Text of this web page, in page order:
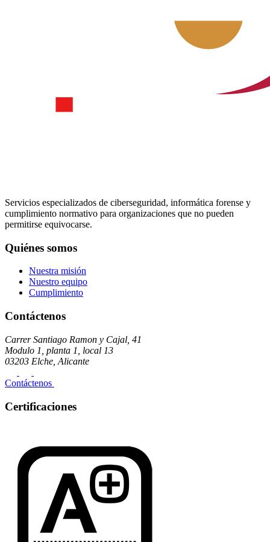
Servicios especializados de ciberseguridad, informática forense y
cumplimiento normativo para organizaciones que no pueden
permitirse equivocarse.
Quiénes somos
Nuestra misión
Nuestro equipo
Cumplimiento
Contáctenos
Carrer Santiago Ramon y Cajal, 41
Modulo 1, planta 1, local 13
03203 Elche, Alicante
Contáctenos
Certificaciones